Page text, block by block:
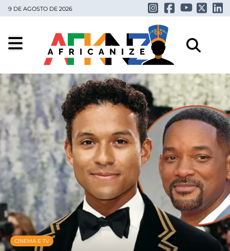
9 DE AGOSTO DE 2026
CINEMA E TV